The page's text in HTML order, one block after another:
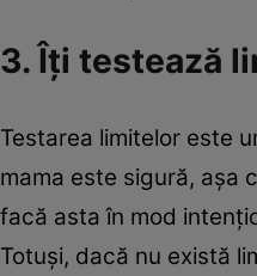
3. Îţi testează
Testarea limitelor este
mama este sigură, aşa
facă asta în mod
Totuşi, dacă nu există